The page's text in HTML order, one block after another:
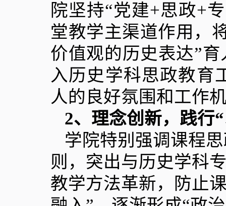
院坚持“党建+思政+
堂教学主渠道作用，
价值观的历史表达”
入历史学科思政教育
人的良好氛围和工作
2、理念创新，践行
学院特别强调课程
则，突出与历史学科
教学方法革新，防止